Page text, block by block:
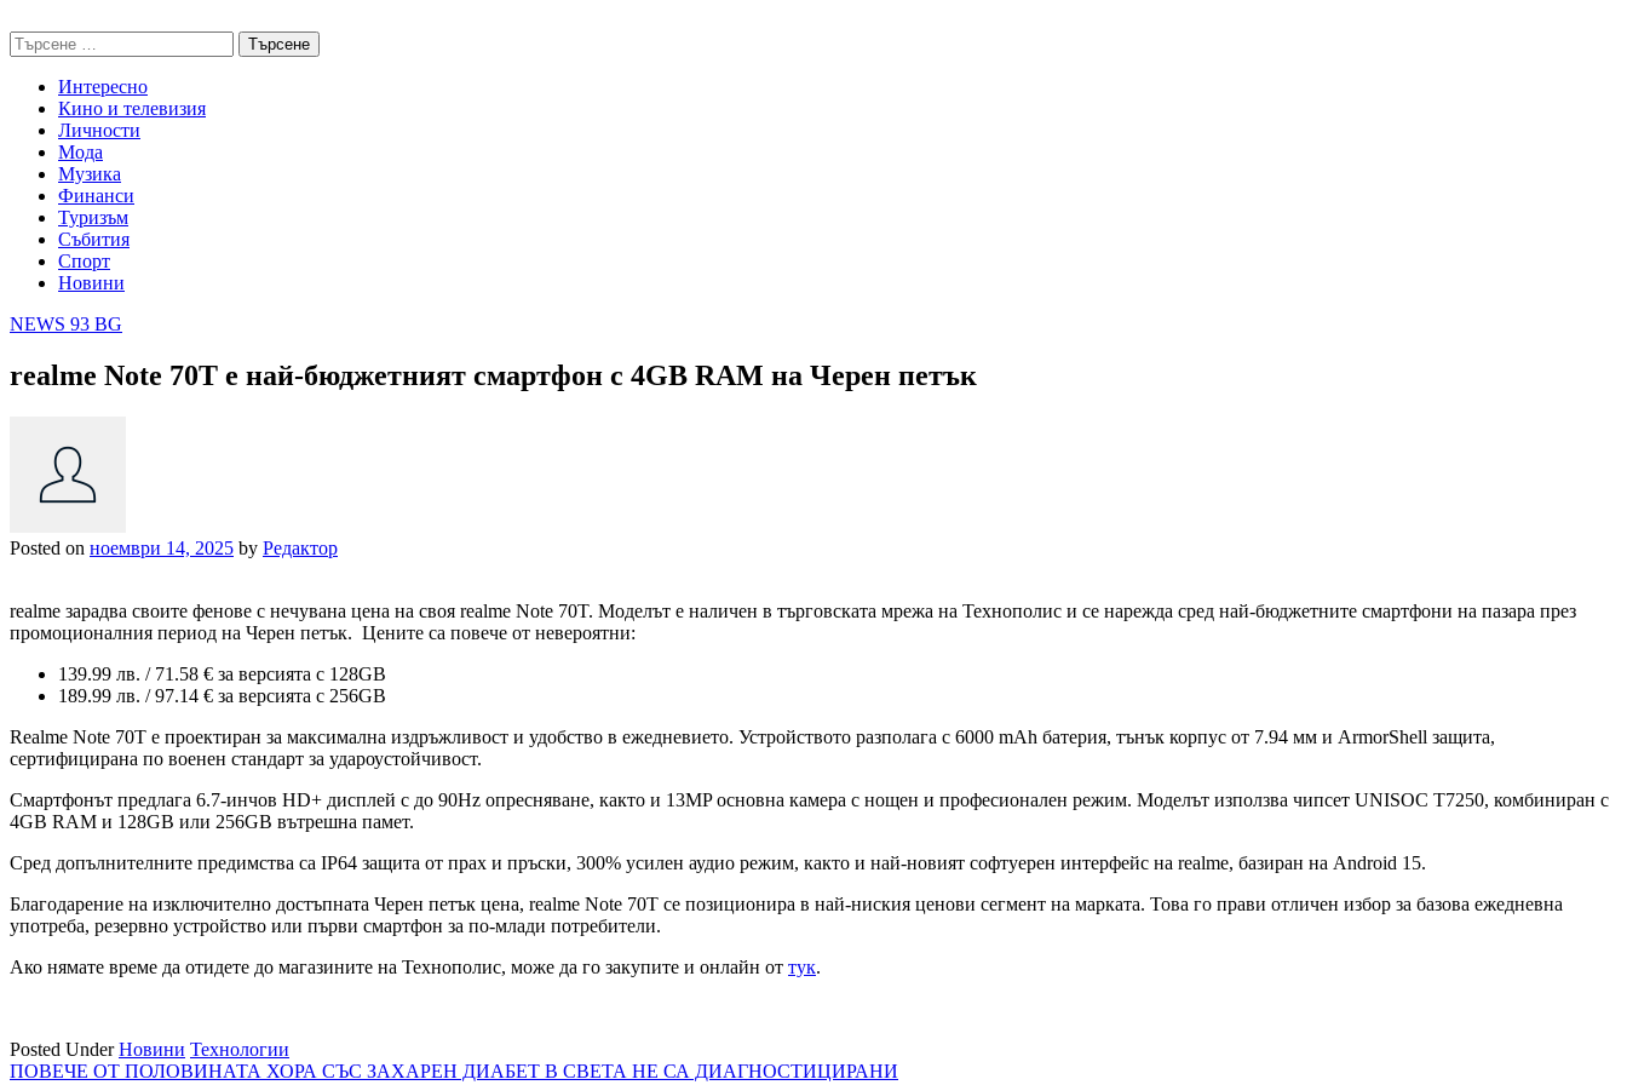
to
content
Търсене
за:
Интересно
Кино и телевизия
Личности
Мода
Музика
Финанси
Туризъм
Събития
Спорт
Новини
NEWS 93 BG
realme Note 70T е най-бюджетният смартфон с 4GB RAM на Черен петък
Posted on ноември 14, 2025 by Редактор
realme зарадва своите фенове с нечувана цена на своя realme Note 70T. Моделът е наличен в търговската мрежа на Технополис и се нарежда сред най-бюджетните смартфони на пазара през
промоционалния период на Черен петък. Цените са повече от невероятни:
139.99 лв. / 71.58 € за версията с 128GB
189.99 лв. / 97.14 € за версията с 256GB
Realme Note 70T е проектиран за максимална издръжливост и удобство в ежедневието. Устройството разполага с 6000 mAh батерия, тънък корпус от 7.94 мм и ArmorShell защита,
сертифицирана по военен стандарт за удароустойчивост.
Смартфонът предлага 6.7-инчов HD+ дисплей с до 90Hz опресняване, както и 13MP основна камера с нощен и професионален режим. Моделът използва чипсет UNISOC T7250, комбиниран с
4GB RAM и 128GB или 256GB вътрешна памет.
Сред допълнителните предимства са IP64 защита от прах и пръски, 300% усилен аудио режим, както и най-новият софтуерен интерфейс на realme, базиран на Android 15.
Благодарение на изключително достъпната Черен петък цена, realme Note 70T се позиционира в най-ниския ценови сегмент на марката. Това го прави отличен избор за базова ежедневна
употреба, резервно устройство или първи смартфон за по-млади потребители.
Ако нямате време да отидете до магазините на Технополис, може да го закупите и онлайн от тук.
Posted UnderНовини Технологии
Навигация
ПОВЕЧЕ ОТ ПОЛОВИНАТА ХОРА СЪС ЗАХАРЕН ДИАБЕТ В СВЕТА НЕ СА ДИАГНОСТИЦИРАНИ